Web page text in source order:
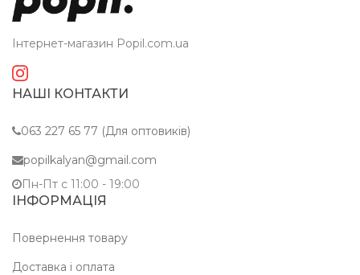
Інтернет-магазин Popil.com.ua
НАШІ КОНТАКТИ
063 227 65 77 (Для оптовиків)
popilkalyan@gmail.com
Пн-Пт c 11:00 - 19:00
ІНФОРМАЦІЯ
Повернення товару
Доставка і оплата